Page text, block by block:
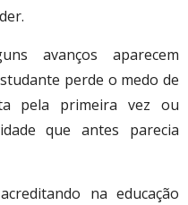
avanços aparecem
perde o medo de
pela primeira vez ou
que antes parecia
na educação